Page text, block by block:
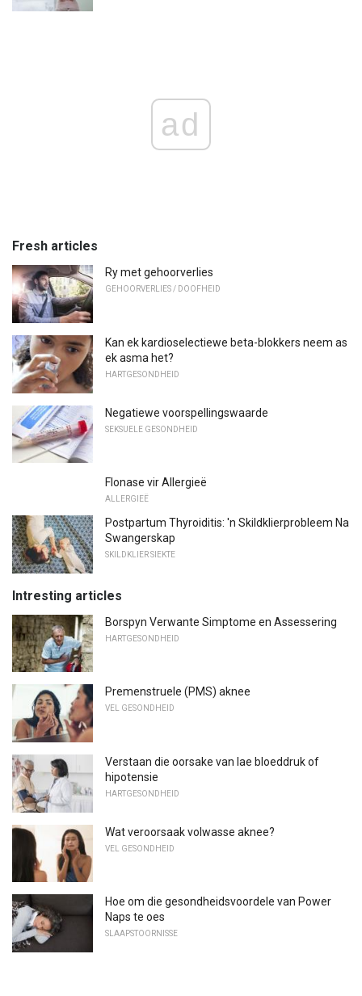
ad
Fresh articles
Ry met gehoorverlies
GEHOORVERLIES / DOOFHEID
Kan ek kardioselectiewe beta-blokkers neem as
ek asma het?
HARTGESONDHEID
Negatiewe voorspellingswaarde
SEKSUELE GESONDHEID
Flonase vir Allergieë
ALLERGIEË
Postpartum Thyroiditis: 'n Skildklierprobleem Na
Swangerskap
SKILDKLIER SIEKTE
Intresting articles
Borspyn Verwante Simptome en Assessering
HARTGESONDHEID
Premenstruele (PMS) aknee
VEL GESONDHEID
Verstaan ​​die oorsake van lae bloeddruk of
hipotensie
HARTGESONDHEID
Wat veroorsaak volwasse aknee?
VEL GESONDHEID
Hoe om die gesondheidsvoordele van Power
Naps te oes
SLAAPSTOORNISSE